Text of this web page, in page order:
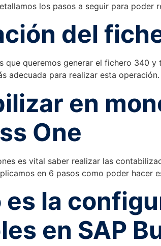
los pasos a seguir para
del
que queremos generar el fichero 340
adecuada para realizar esta operación.
en
One
es vital saber realizar las
en 6 pasos como poder hacer
es la
en SAP